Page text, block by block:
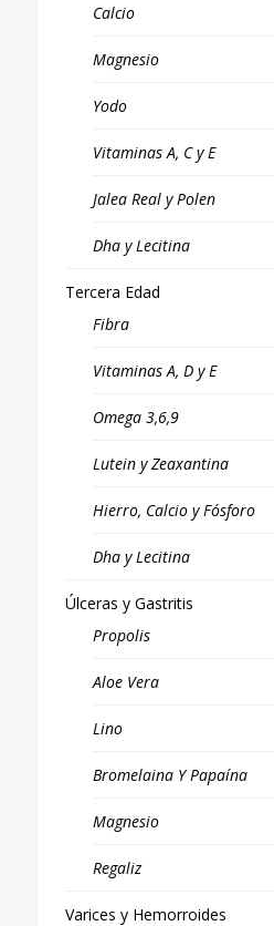
Calcio
Magnesio
Yodo
Vitaminas A, C y E
Jalea Real y Polen
Dha y Lecitina
Tercera Edad
Fibra
Vitaminas A, D y E
Omega 3,6,9
Lutein y Zeaxantina
Hierro, Calcio y Fósforo
Dha y Lecitina
Úlceras y Gastritis
Propolis
Aloe Vera
Lino
Bromelaina Y Papaína
Magnesio
Regaliz
Varices y Hemorroides